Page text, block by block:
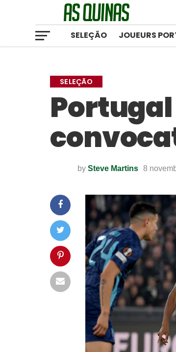
SELEÇÃO JOUEURS
SELEÇÃO
by Steve Martins 8